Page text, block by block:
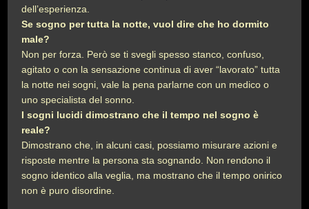
dell’esperienza.
Se sogno per tutta la notte, vuol dire che ho dormito
male?
Non per forza. Però se ti svegli spesso stanco, confuso,
agitato o con la sensazione continua di aver “lavorato” tutta
la notte nei sogni, vale la pena parlarne con un medico o
uno specialista del sonno.
I sogni lucidi dimostrano che il tempo nel sogno è
reale?
Dimostrano che, in alcuni casi, possiamo misurare azioni e
risposte mentre la persona sta sognando. Non rendono il
sogno identico alla veglia, ma mostrano che il tempo onirico
non è puro disordine.